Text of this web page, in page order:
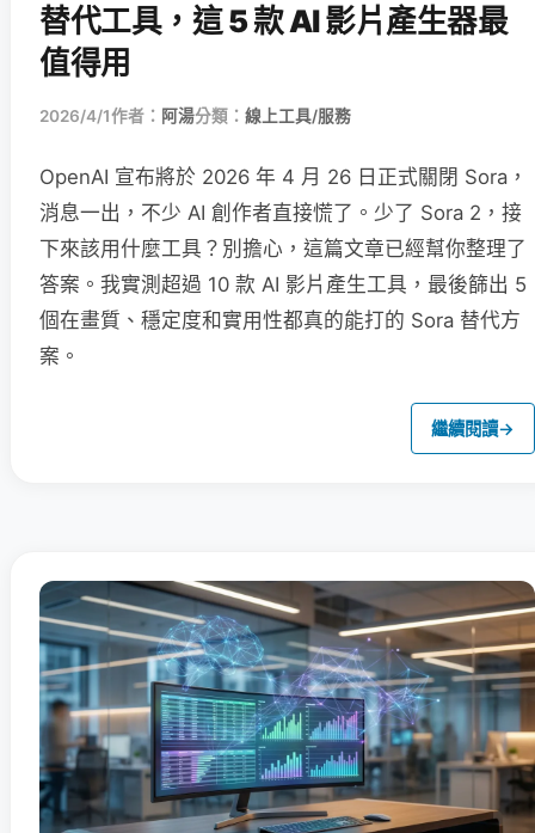
替代工具，這 5 款 AI 影片產生器最
值得用
2026/4/1作者： 阿湯分類： 線上工具/服務
OpenAI 宣布將於 2026 年 4 月 26 日正式關閉 Sora，
消息一出，不少 AI 創作者直接慌了。少了 Sora 2，接
下來該用什麼工具？別擔心，這篇文章已經幫你整理了
答案。我實測超過 10 款 AI 影片產生工具，最後篩出 5
個在畫質、穩定度和實用性都真的能打的 Sora 替代方
案。
繼續閱讀→